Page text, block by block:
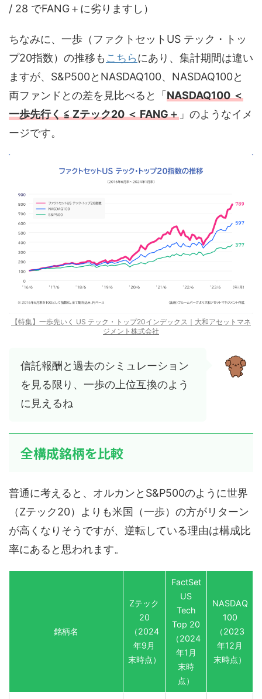
/ 28 でFANG＋に劣りますし）
ちなみに、一歩（ファクトセットUS テック・トッ
プ20指数）の推移も こちらにあり、集計期間は違い
ますが、S&P500とNASDAQ100、NASDAQ100と
両ファンドとの差を見比べると「 NASDAQ100 ＜
一歩先行く ≦ Zテック20 ＜ FANG＋ 」のようなイメ
ージです。
【特集】一歩先いく US テック・トップ20インデックス｜大和アセットマネ
ジメント株式会社
信託報酬と過去のシミュレーション
を見る限り、一歩の上位互換のよう
に見えるね
全構成銘柄を比較
普通に考えると、オルカンとS&P500のように世界
（Zテック20）よりも米国（一歩）の方がリターン
が高くなりそうですが、逆転している理由は構成比
率にあると思われます。
銘柄名
Zテック
20
（2024
年9月
末時点）
FactSet
US
Tech
Top 20
（2024
年1月
末時
点）
NASDAQ
100
（2023
年12月
末時点）